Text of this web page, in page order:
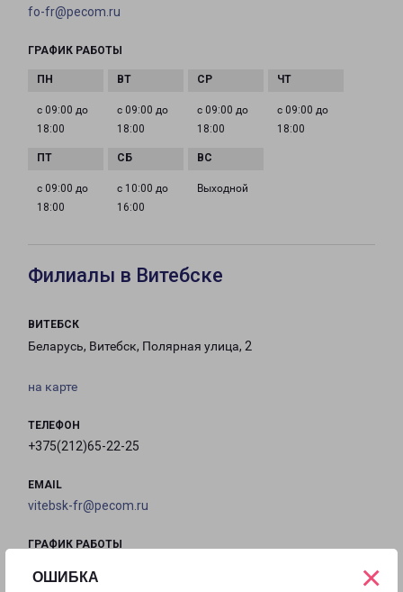
ОШИБКА ×
fo-fr@pecom.ru
ГРАФИК РАБОТЫ
с 09:00 до
18:00
с 09:00 до
18:00
с 09:00 до
18:00
с 09:00 до
18:00
с 09:00 до
18:00
с 10:00 до
16:00
Выходной
Филиалы в Витебске
ВИТЕБСК
Беларусь, Витебск, Полярная улица, 2
на карте
ТЕЛЕФОН
+375(212)65-22-25
EMAIL
vitebsk-fr@pecom.ru
ГРАФИК РАБОТЫ